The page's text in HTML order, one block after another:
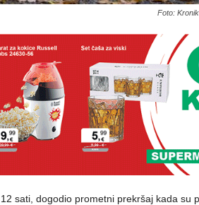
Foto:
sati, dogodio prometni prekršaj kada su